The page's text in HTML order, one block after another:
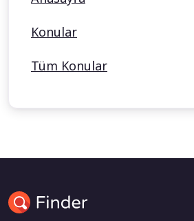
Konular
Tüm Konular